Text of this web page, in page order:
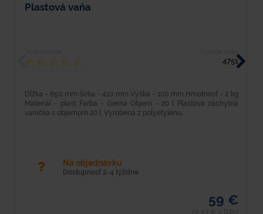
Plastová vaňa
4751
Dĺžka - 650 mm Šírka - 410 mm Výška - 100 mm Hmotnosť - 2 kg
Materiál - plast Farba - čierna Objem - 20 l Plastová záchytná
vanička s objemom 20 l. Vyrobená z polyetylénu...
Na objednávku
Dostupnosť 2-4 týždne
59 €